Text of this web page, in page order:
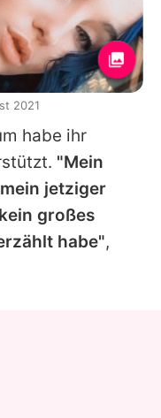
habe ihr
"Mein
jetziger
großes
habe",
2021